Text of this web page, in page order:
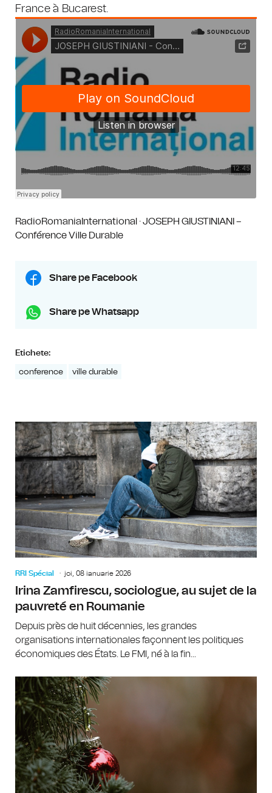
France à Bucarest.
RadioRomaniaInternational ·JOSEPH GIUSTINIANI –
Conférence Ville Durable
Share pe Facebook
Share pe Whatsapp
Etichete:
conference ville durable
RRI Spécial joi, 08 ianuarie 2026
Irina Zamfirescu, sociologue, au sujet de la
pauvreté en Roumanie
Depuis près de huit décennies, les grandes
organisations internationales façonnent les politiques
économiques des États. Le FMI, né à la fin...